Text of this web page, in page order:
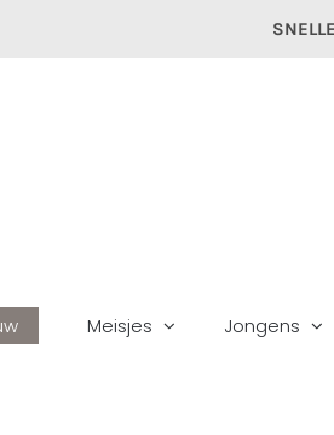
SNELLE
Meisjes Jongens